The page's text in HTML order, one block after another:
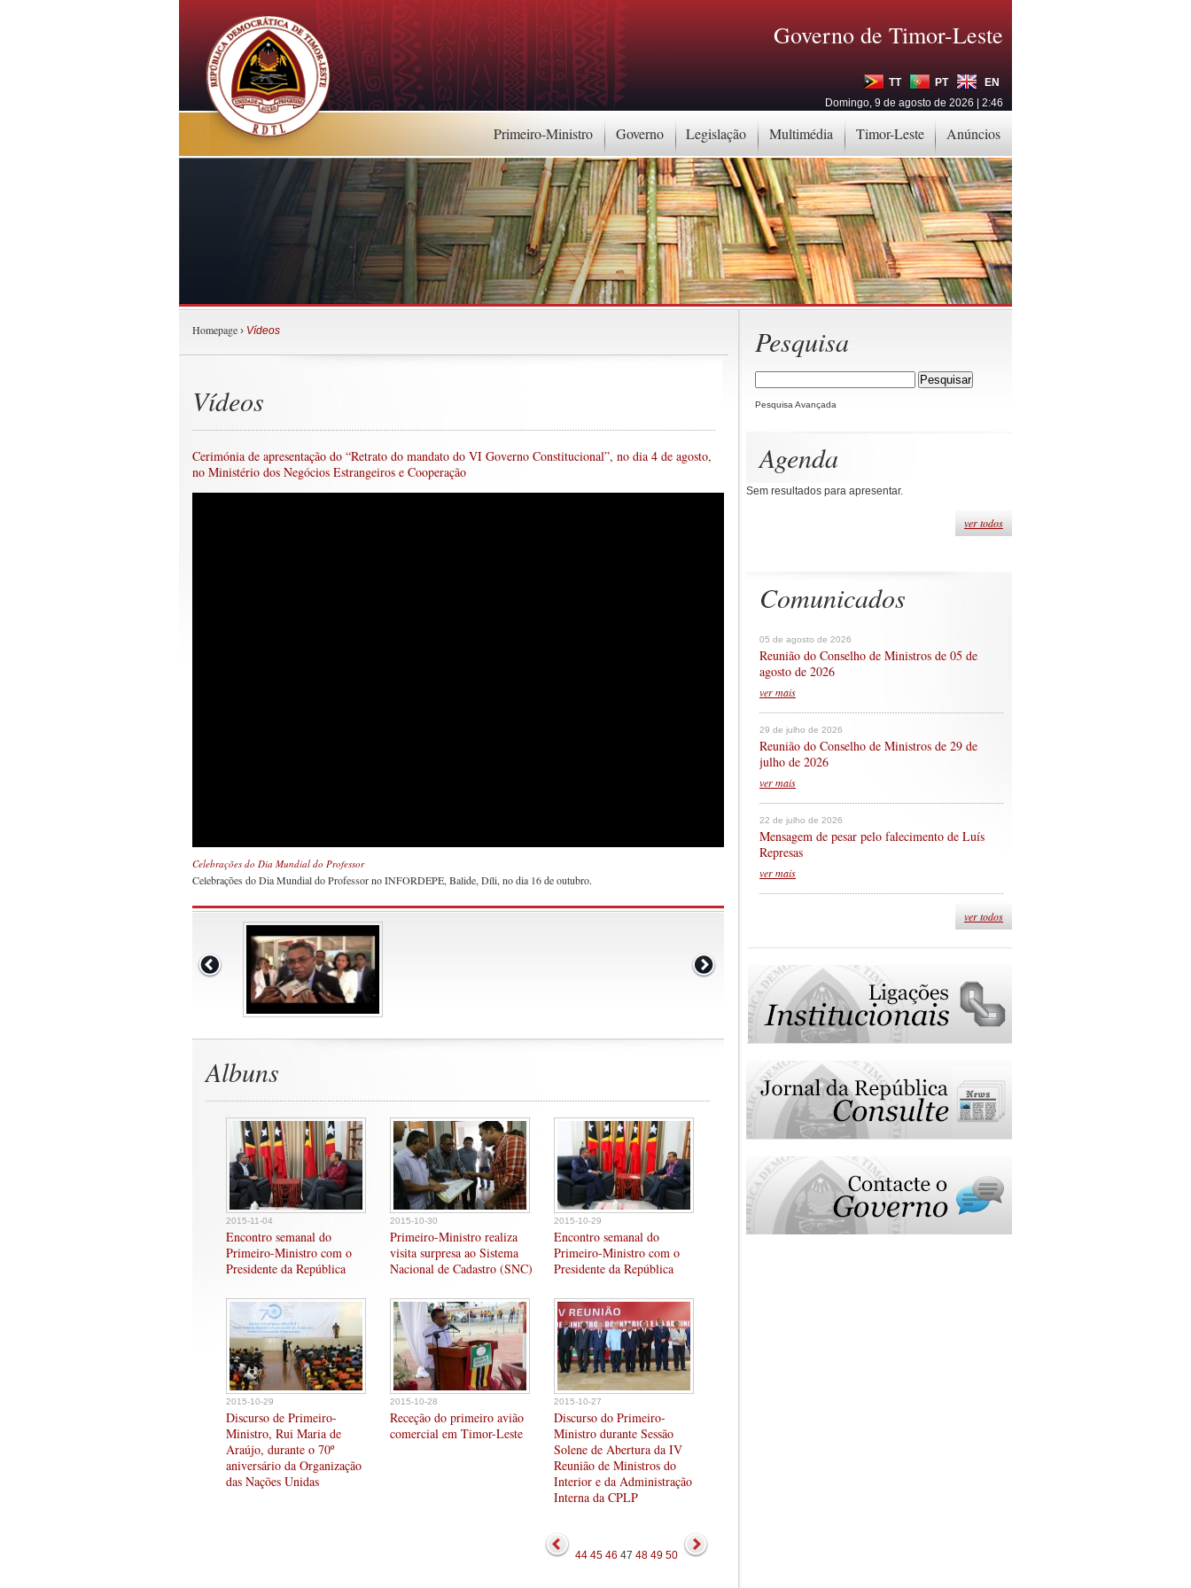
Primeiro-Ministro Governo Legislação Multimédia Timor-Leste Anúncios
Governo de Timor-Leste
TT PT
EN
Domingo, 9 de agosto de 2026 | 2:46
Pesquisa
Pesquisa Avançada
Agenda
Sem resultados para apresentar.
ver todos
Comunicados
05 de agosto de 2026
Reunião do Conselho de Ministros de 05 de
agosto de 2026
ver mais
29 de julho de 2026
Reunião do Conselho de Ministros de 29 de
julho de 2026
ver mais
22 de julho de 2026
Mensagem de pesar pelo falecimento de Luís
Represas
ver mais
ver todos
Homepage › Vídeos
Vídeos
Cerimónia de apresentação do “Retrato do mandato do VI Governo Constitucional”, no dia 4 de agosto,
no Ministério dos Negócios Estrangeiros e Cooperação
Celebrações do Dia Mundial do Professor
Celebrações do Dia Mundial do Professor no INFORDEPE, Balide, Díli, no dia 16 de outubro.
Albuns
2015-11-04
Encontro semanal do
Primeiro-Ministro com o
Presidente da República
2015-10-30
Primeiro-Ministro realiza
visita surpresa ao Sistema
Nacional de Cadastro (SNC)
2015-10-29
Encontro semanal do
Primeiro-Ministro com o
Presidente da República
2015-10-29
Discurso de Primeiro-
Ministro, Rui Maria de
Araújo, durante o 70º
aniversário da Organização
das Nações Unidas
2015-10-28
Receção do primeiro avião
comercial em Timor-Leste
2015-10-27
Discurso do Primeiro-
Ministro durante Sessão
Solene de Abertura da IV
Reunião de Ministros do
Interior e da Administração
Interna da CPLP
44 45 46 47 48 49 50